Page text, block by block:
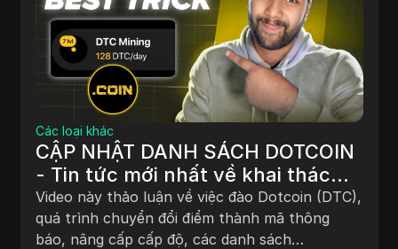
Các loại khác
CẬP NHẬT DANH SÁCH DOTCOIN
- Tin tức mới nhất về khai thác
DTC DotCoin | Cập nhật Rút
DotCoin
Video này thảo luận về việc đào Dotcoin (DTC),
quá trình chuyển đổi điểm thành mã thông
báo, nâng cấp cấp độ, các danh sách